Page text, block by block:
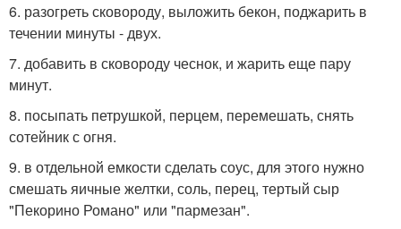
6. разогреть сковороду, выложить бекон, поджарить в
течении минуты - двух.
7. добавить в сковороду чеснок, и жарить еще пару
минут.
8. посыпать петрушкой, перцем, перемешать, снять
сотейник с огня.
9. в отдельной емкости сделать соус, для этого нужно
смешать яичные желтки, соль, перец, тертый сыр
"Пекорино Романо" или "пармезан".